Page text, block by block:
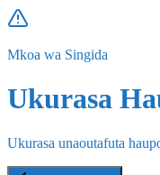
Mkoa wa Singida
Ukurasa
Ukurasa unaoutafuta